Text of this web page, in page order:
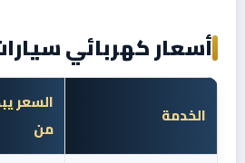
أسعار كهربائي
الخدمة
السعر
من